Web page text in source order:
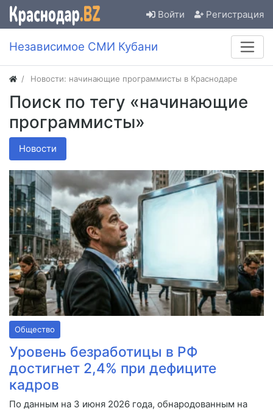
Войти Регистрация
Независимое СМИ Кубани
Новости: начинающие программисты в Краснодаре
Поиск по тегу «начинающие
программисты»
Новости
Общество
Уровень безработицы в РФ
достигнет 2,4% при дефиците
кадров
По данным на 3 июня 2026 года, обнародованным на